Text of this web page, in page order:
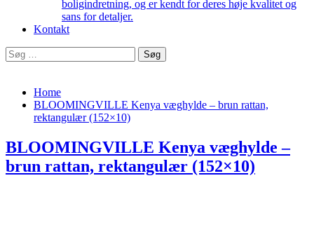
boligindretning, og er kendt for deres høje kvalitet og
sans for detaljer.
Kontakt
Søg
efter:
Home
BLOOMINGVILLE Kenya væghylde – brun rattan,
rektangulær (152×10)
BLOOMINGVILLE Kenya væghylde –
brun rattan, rektangulær (152×10)